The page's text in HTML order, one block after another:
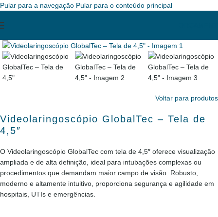
Pular para a navegação Pular para o conteúdo principal
Voltar para produtos
Videolaringoscópio GlobalTec – Tela de
4,5″
O Videolaringoscópio GlobalTec com tela de 4,5″ oferece visualização
ampliada e de alta definição, ideal para intubações complexas ou
procedimentos que demandam maior campo de visão. Robusto,
moderno e altamente intuitivo, proporciona segurança e agilidade em
hospitais, UTIs e emergências.